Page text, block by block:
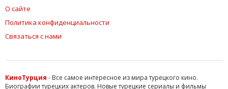
О сайте
Политика конфиденциальности
Связаться с нами
КиноТурция - Все самое интересное из мира турецкого кино.
Биографии турецких актеров. Новые турецкие сериалы и фильмы